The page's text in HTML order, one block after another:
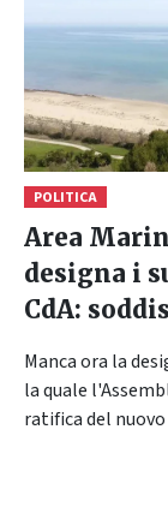
POLITICA
Area
designa i
CdA:
Manca ora la
la quale
ratifica del